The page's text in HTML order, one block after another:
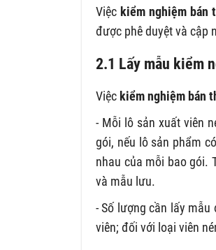
Việc kiểm nghiệm bán
được phê duyệt và cập
2.1 Lấy mẫu kiểm
Việc kiểm nghiệm bán
- Mỗi lô sản xuất viên
gói, nếu lô sản phẩm
nhau của mỗi bao gói.
và mẫu lưu.
- Số lượng cần lấy mẫu
viên; đối với loại viên